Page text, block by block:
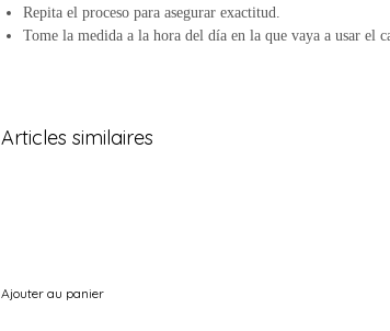
Repita el proceso para asegurar exactitud.
Tome la medida a la hora del día en la que vaya a usar el
Articles similaires
Ajouter au panier